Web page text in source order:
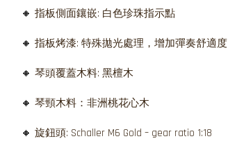
🔸 指板側面鑲嵌: 白色珍珠指示點
🔸 指板烤漆: 特殊拋光處理，增加彈奏舒適度
🔸 琴頭覆蓋木料: 黑檀木
🔸 琴頸木料：非洲桃花心木
🔸 旋鈕頭: Schaller M6 Gold – gear ratio 1:18